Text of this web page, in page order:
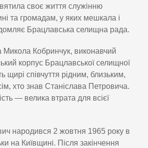
своє життя служінню
та громадам, у яких мешкала і
Брацлавська селищна рада.
Кобринчук, виконавчий
корпус Брацлавської селищної
щирі співчуття рідним, близьким,
хто знав Станіслава Петровича.
— велика втрата для всієї
народився 2 жовтня 1965 року в
на Київщині. Після закінчення